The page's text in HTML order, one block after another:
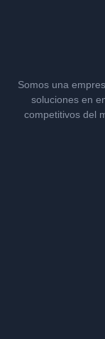
Somos una
soluciones en
competitivos del